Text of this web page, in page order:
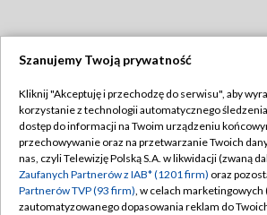
TVP
Abonament TVP
Emisja w TVP
Centrum informacji TVP
Regulamin TVP
Polityka
Moje zgody
Szanujemy Twoją prywatność
Kliknij "Akceptuję i przechodzę do serwisu", aby
korzystanie z technologii automatycznego
dostęp do informacji na Twoim urządzeniu
przechowywanie oraz na przetwarzanie Twoich
nas, czyli Telewizję Polską S.A. w likwidacji (zwaną
Zaufanych Partnerów z IAB* (1201 firm) oraz
Partnerów TVP (93 firm), w celach marketingowych
zautomatyzowanego dopasowania reklam do